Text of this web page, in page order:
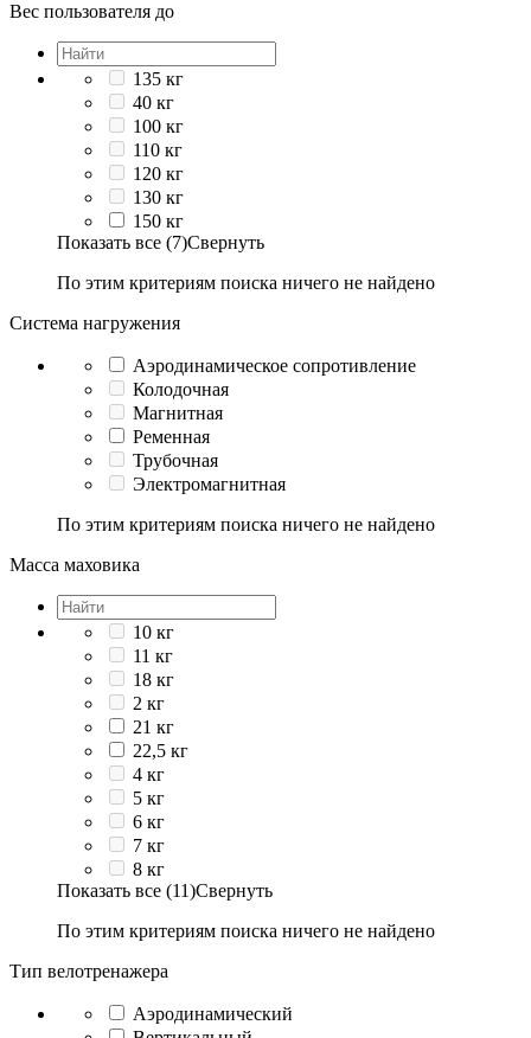
Вес пользователя до
135 кг
40 кг
100 кг
110 кг
120 кг
130 кг
150 кг
Показать все (7)Свернуть
По этим критериям поиска ничего не найдено
Система нагружения
Аэродинамическое сопротивление
Колодочная
Магнитная
Ременная
Трубочная
Электромагнитная
По этим критериям поиска ничего не найдено
Масса маховика
10 кг
11 кг
18 кг
2 кг
21 кг
22,5 кг
4 кг
5 кг
6 кг
7 кг
8 кг
Показать все (11)Свернуть
По этим критериям поиска ничего не найдено
Тип велотренажера
Аэродинамический